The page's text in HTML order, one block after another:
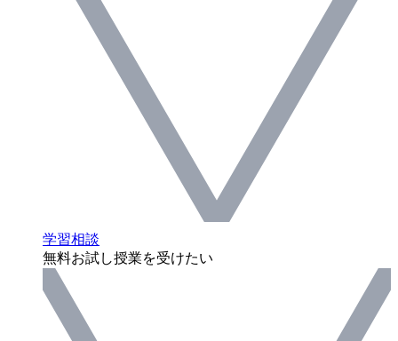
学習相談
無料お試し授業を受けたい